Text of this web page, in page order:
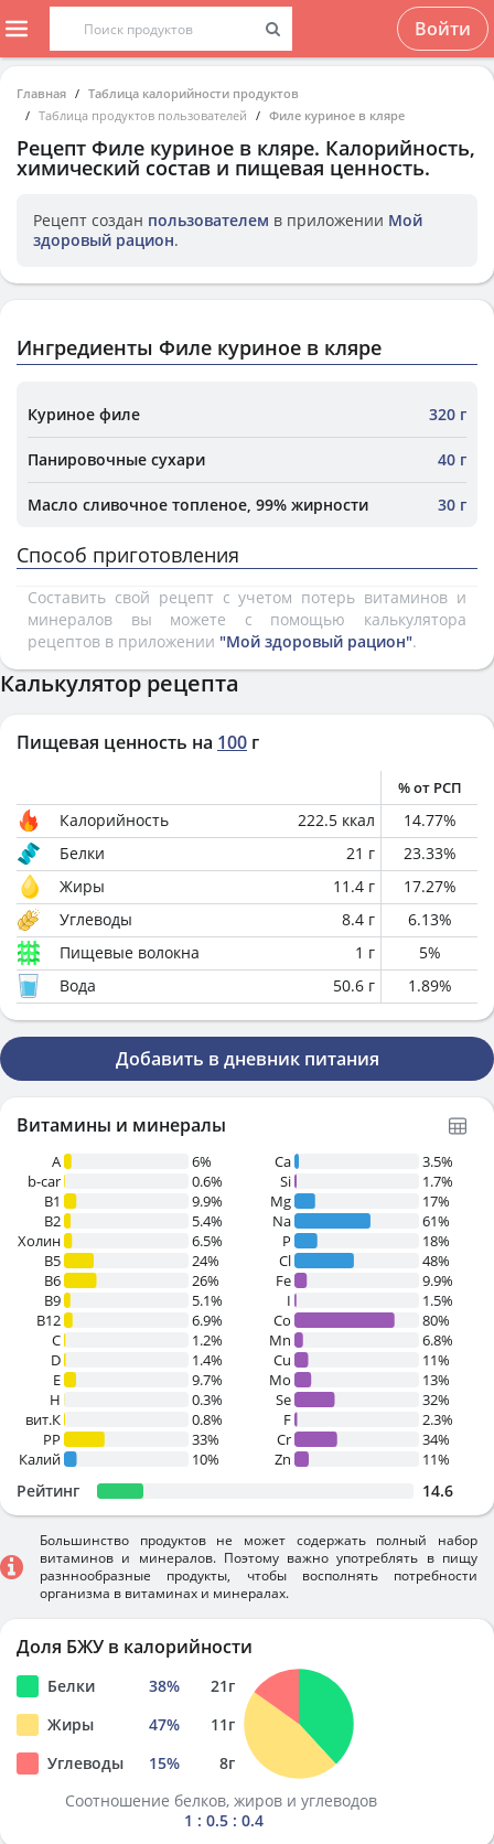
Войти
Главная
Таблица калорийности продуктов
Таблица продуктов пользователей
Филе куриное в кляре
Рецепт Филе куриное в кляре. Калорийность,
химический состав и пищевая ценность.
Рецепт создан пользователем в приложении Мой
здоровый рацион.
Ингредиенты Филе куриное в кляре
Куриное филе 320 г
Панировочные сухари 40 г
Масло сливочное топленое, 99% жирности 30 г
Способ приготовления
Составить свой рецепт с учетом потерь витаминов и
минералов вы можете с помощью калькулятора
рецептов в приложении "Мой здоровый рацион".
Калькулятор рецепта
Пищевая ценность на 100 г
% от РСП
Калорийность 222.5 ккал 14.77%
Белки
21 г 23.33%
Жиры
11.4 г 17.27%
Углеводы
8.4 г 6.13%
Пищевые волокна
1 г 5%
Вода
50.6 г 1.89%
Добавить в дневник питания
Витамины и минералы
A
6%
b-car
0.6%
В1
9.9%
B2
5.4%
Холин
6.5%
B5
24%
B6
26%
B9
5.1%
B12
6.9%
C
1.2%
D
1.4%
E
9.7%
H
0.3%
вит.К
0.8%
PP
33%
Калий
10%
Ca
3.5%
Si
1.7%
Mg
17%
Na
61%
P
18%
Cl
48%
Fe
9.9%
I
1.5%
Co
80%
Mn
6.8%
Cu
11%
Mo
13%
Se
32%
F
2.3%
Cr
34%
Zn
11%
Рейтинг 14.6
Большинство продуктов не может содержать полный набор
витаминов и минералов. Поэтому важно употреблять в пищу
разннообразные продукты, чтобы восполнять потребности
организма в витаминах и минералах.
Доля БЖУ в калорийности
Белки 38% 21г
Жиры
47% 11г
Углеводы
15% 8г
Соотношение белков, жиров и углеводов
1 : 0.5 : 0.4